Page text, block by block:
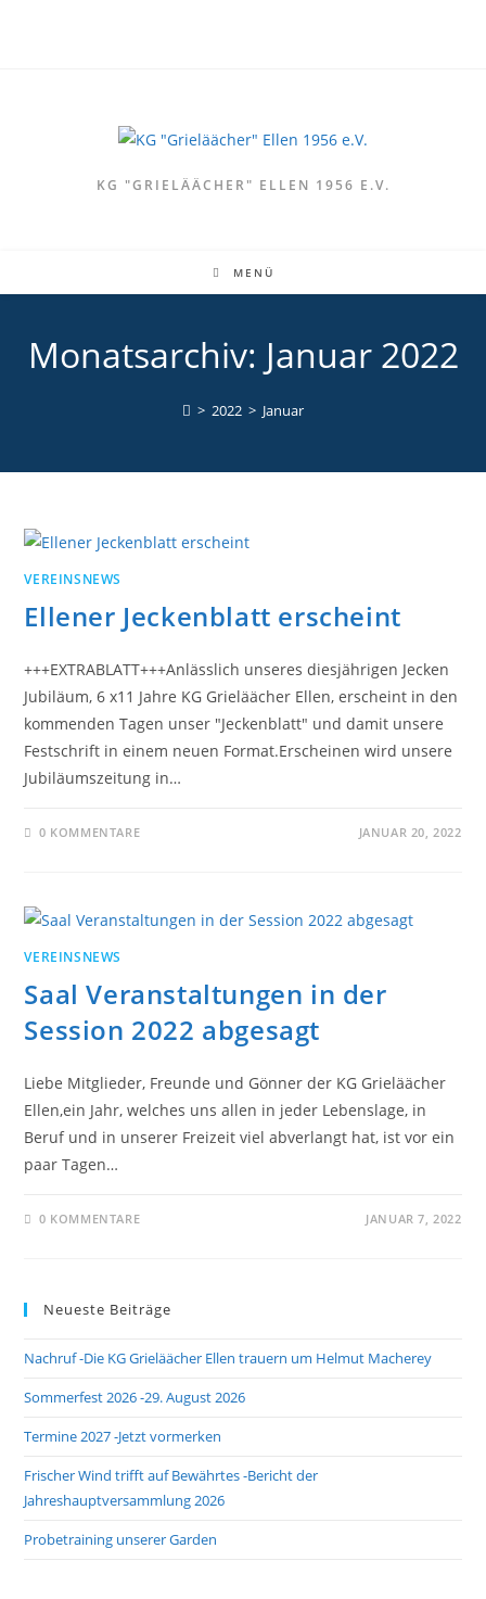
KG "GRIELÄÄCHER" ELLEN 1956 E.V.
MENÜ
Monatsarchiv: Januar 2022
> 2022 > Januar
VEREINSNEWS
Ellener Jeckenblatt erscheint
+++EXTRABLATT+++Anlässlich unseres diesjährigen Jecken
Jubiläum, 6 x11 Jahre KG Grieläächer Ellen, erscheint in den
kommenden Tagen unser "Jeckenblatt" und damit unsere
Festschrift in einem neuen Format.Erscheinen wird unsere
Jubiläumszeitung in…
0 KOMMENTARE JANUAR 20, 2022
VEREINSNEWS
Saal Veranstaltungen in der
Session 2022 abgesagt
Liebe Mitglieder, Freunde und Gönner der KG Grieläächer
Ellen,ein Jahr, welches uns allen in jeder Lebenslage, in
Beruf und in unserer Freizeit viel abverlangt hat, ist vor ein
paar Tagen…
0 KOMMENTARE JANUAR 7, 2022
Neueste Beiträge
Nachruf -Die KG Grieläächer Ellen trauern um Helmut Macherey
Sommerfest 2026 -29. August 2026
Termine 2027 -Jetzt vormerken
Frischer Wind trifft auf Bewährtes -Bericht der
Jahreshauptversammlung 2026
Probetraining unserer Garden